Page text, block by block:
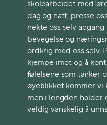
skolearbeidet
dag og natt, presse
nekte oss selv
bevegelse og
ordkrig med oss selv.
kjempe imot og å
følelsene som tanker
øyeblikket kommer vi
men i lengden holder
veldig vanskelig å